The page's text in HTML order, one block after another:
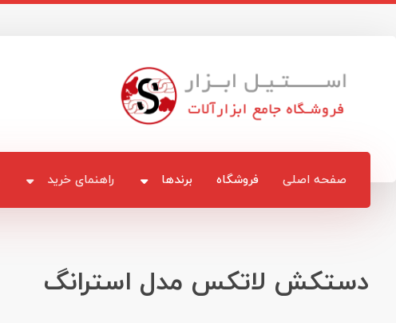
صفحه اصلی فروشگاه برندها راهنمای خرید
دستکش لاتکس مدل استرانگ